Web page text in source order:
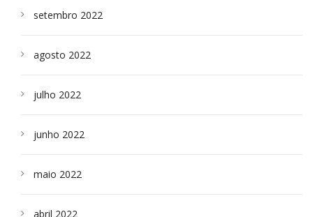
setembro 2022
agosto 2022
julho 2022
junho 2022
maio 2022
abril 2022